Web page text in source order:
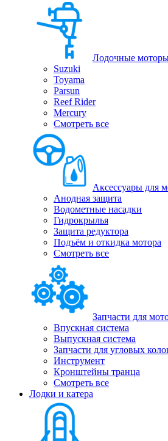
Лодочные
Suzuki
Toyama
Parsun
Reef Rider
Mercury
Смотреть все
Аксессуары для
Анодная защита
Водометные насадки
Гидрокрылья
Защита редуктора
Подъём и откидка мотора
Смотреть все
Запчасти для
Впускная система
Выпускная система
Запчасти для угловых
Инструмент
Кронштейны транца
Смотреть все
Лодки и катера